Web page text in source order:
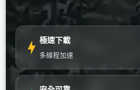
極速下載
多線程加速